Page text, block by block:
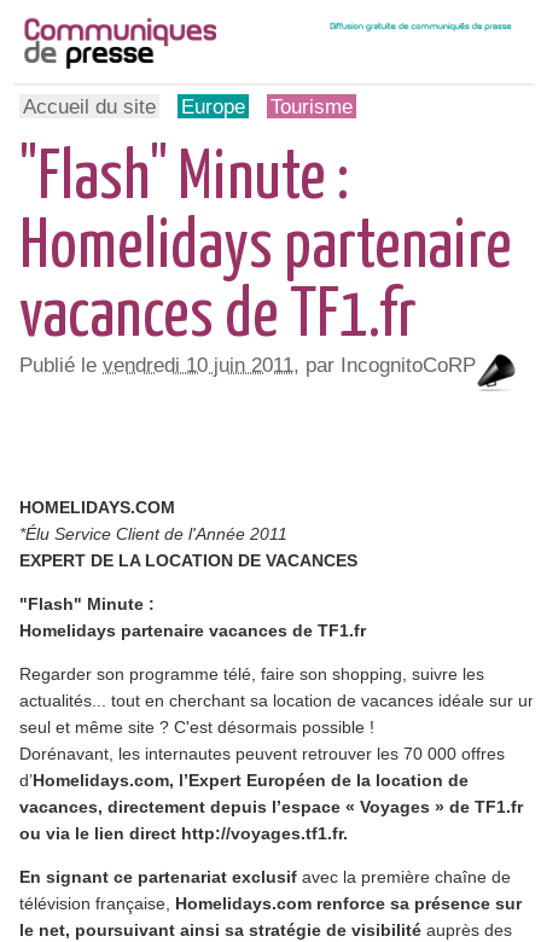
Accueil du site Europe Tourisme
"Flash" Minute :
Homelidays partenaire
vacances de TF1.fr
Publié levendredi 10 juin 2011, par IncognitoCoRP
HOMELIDAYS.COM
*Élu Service Client de l'Année 2011
EXPERT DE LA LOCATION DE VACANCES
"Flash" Minute :
Homelidays partenaire vacances de TF1.fr
Regarder son programme télé, faire son shopping, suivre les
actualités... tout en cherchant sa location de vacances idéale sur un
seul et même site ? C'est désormais possible !
Dorénavant, les internautes peuvent retrouver les 70 000 offres
d’Homelidays.com, l’Expert Européen de la location de
vacances, directement depuis l’espace « Voyages » de TF1.fr
ou via le lien direct http://voyages.tf1.fr.
En signant ce partenariat exclusifavec la première chaîne de
télévision française, Homelidays.com renforce sa présence sur
le net, poursuivant ainsi sa stratégie de visibilité auprès des